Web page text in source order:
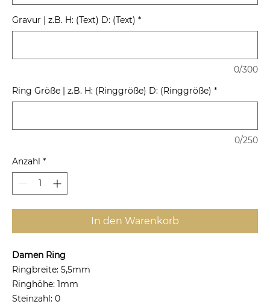
Gravur | z.B. H: (Text) D: (Text) *
0/300
Ring Größe | z.B. H: (Ringgröße) D: (Ringgröße) *
0/250
Anzahl *
In den Warenkorb
Damen Ring
Ringbreite: 5,5mm
Ringhöhe: 1mm
Steinzahl: 0